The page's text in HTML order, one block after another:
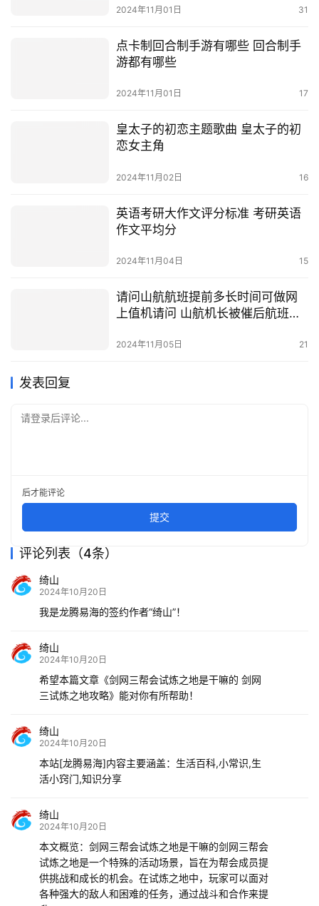
2024年11月01日 31
点卡制回合制手游有哪些 回合制手
游都有哪些
2024年11月01日 17
皇太子的初恋主题歌曲 皇太子的初
恋女主角
2024年11月02日 16
英语考研大作文评分标准 考研英语
作文平均分
2024年11月04日 15
请问山航航班提前多长时间可做网
上值机请问 山航机长被催后航班提
2024年11月05日 21
发表回复
请登录后评论...
后才能评论
提交
评论列表（4条）
绮山
2024年10月20日
我是龙腾易海的签约作者“绮山”！
绮山
2024年10月20日
希望本篇文章《剑网三帮会试炼之地是干嘛的 剑网
三试炼之地攻略》能对你有所帮助！
绮山
2024年10月20日
本站[龙腾易海]内容主要涵盖：生活百科,小常识,生
活小窍门,知识分享
绮山
2024年10月20日
本文概览：剑网三帮会试炼之地是干嘛的剑网三帮会
试炼之地是一个特殊的活动场景，旨在为帮会成员提
供挑战和成长的机会。在试炼之地中，玩家可以面对
各种强大的敌人和困难的任务，通过战斗和合作来提